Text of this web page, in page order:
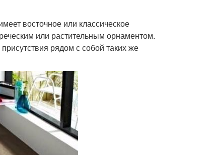
восточное или классическое
или растительным орнаментом.
рядом с собой таких же